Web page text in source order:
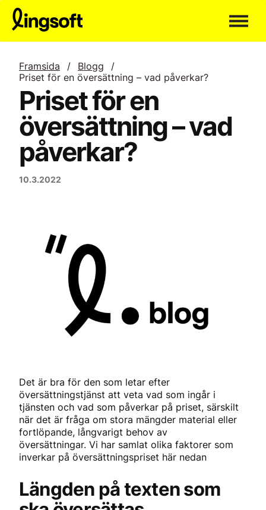
Hoppa
innehållet
Framsida / Blogg
/
Priset för en översättning – vad påverkar?
Priset för en
översättning – vad
påverkar?
10.3.2022
Det är bra för den som letar efter
översättningstjänst att veta vad som ingår i
tjänsten och vad som påverkar på priset, särskilt
när det är fråga om stora mängder material eller
fortlöpande, långvarigt behov av
översättningar. Vi har samlat olika faktorer som
inverkar på översättningspriset här nedan
Längden på texten som